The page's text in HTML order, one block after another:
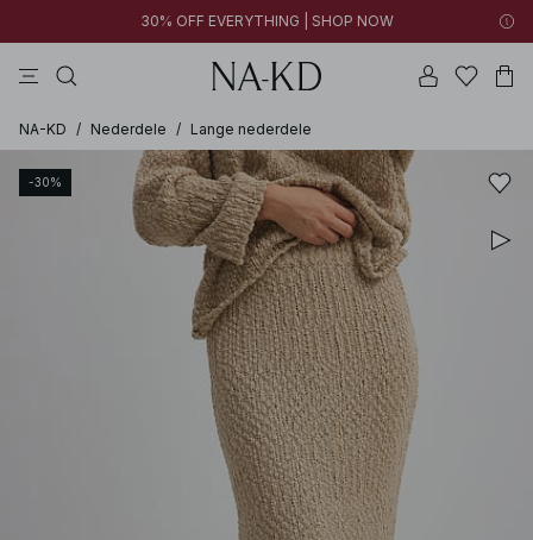
30% OFF EVERYTHING | SHOP NOW
NA-KD / Nederdele / Lange nederdele
-30%